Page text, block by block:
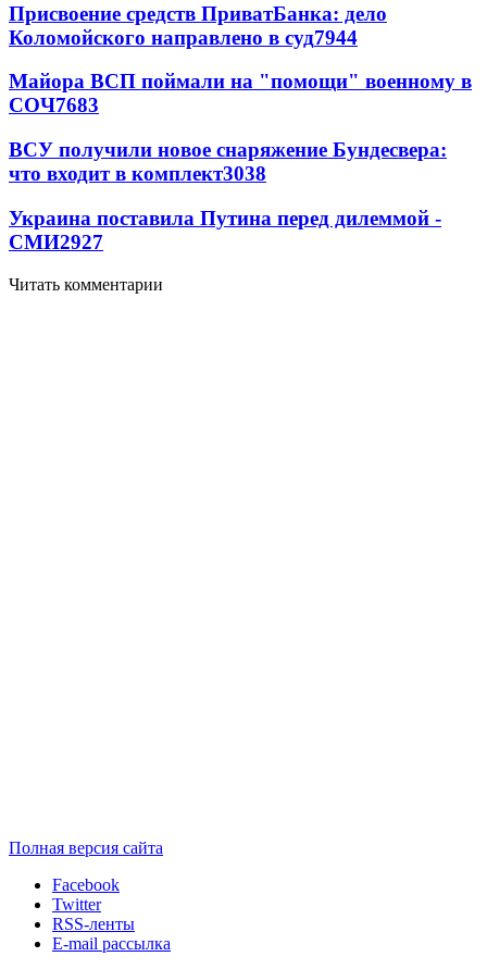
Присвоение средств ПриватБанка: дело
Коломойского направлено в суд7944
Майора ВСП поймали на "помощи" военному в
СОЧ7683
ВСУ получили новое снаряжение Бундесвера:
что входит в комплект3038
Украина поставила Путина перед дилеммой -
СМИ2927
Читать комментарии
Полная версия сайта
Facebook
Twitter
RSS-ленты
E-mail рассылка